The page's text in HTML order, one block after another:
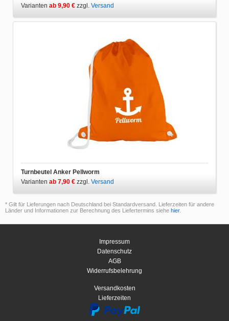
Varianten ab 9,90 € zzgl. Versand
Turnbeutel Anker Pellworm
Varianten ab 7,90 € zzgl. Versand
* Gilt für Lieferungen nach Deutschland bei Standardversand. Lieferzeiten für andere
Länder und Informationen zur Berechnung des Liefertermins siehe hier.
Impressum
Datenschutz
AGB
Widerrufsbelehrung
Versandkosten
Lieferzeiten